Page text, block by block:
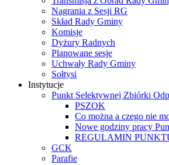
Nagrania z Sesji RG
Skład Rady Gminy
Komisje
Dyżury Radnych
Planowane sesje
Uchwały Rady Gminy
Sołtysi
Instytucje
Punkt Selektywnej Zbiórki
PSZOK
Co można a czego nie
Nowe godziny pracy
REGULAMIN
GCK
Parafie